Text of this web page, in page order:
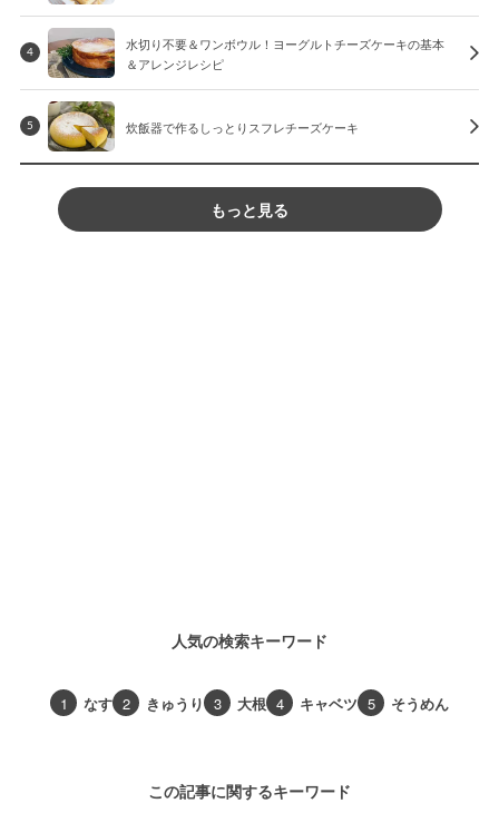
4
水切り不要＆ワンボウル！ヨーグルトチーズケーキの基本
＆アレンジレシピ
5 炊飯器で作るしっとりスフレチーズケーキ
もっと見る
人気の検索キーワード
1 なす 2 きゅうり 3 大根 4 キャベツ 5 そうめん
この記事に関するキーワード